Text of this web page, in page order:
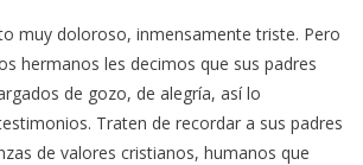
muy doloroso, inmensamente triste. Pero
hermanos les decimos que sus padres
de gozo, de alegría, así lo
Traten de recordar a sus padres
de valores cristianos, humanos que